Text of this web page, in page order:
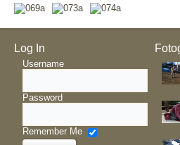
Log In
Username
Password
Remember Me